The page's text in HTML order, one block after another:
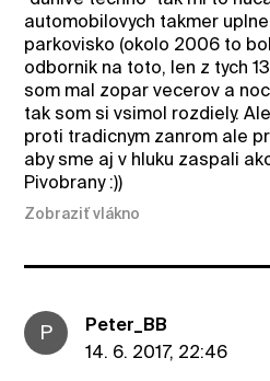
automobilovych takmer
parkovisko (okolo 2006 to
odbornik na toto, len z tych
som mal zopar vecerov a
tak som si vsimol rozdiely.
proti tradicnym zanrom ale
aby sme aj v hluku zaspali
Pivobrany :))
Zobraziť vlákno
P
Peter_BB
14. 6. 2017, 22:46